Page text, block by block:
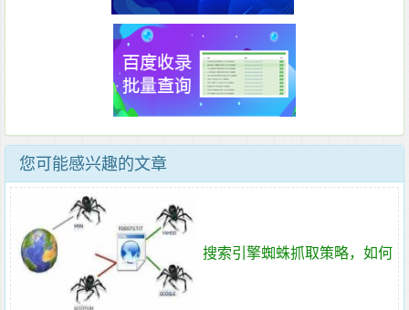
您可能感兴趣的文章
搜索引擎蜘蛛抓取策略，如何